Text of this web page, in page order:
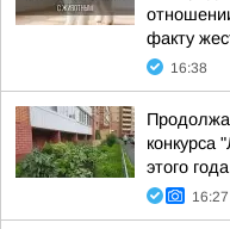
факту
16:38
конкурса
этого года
16:27